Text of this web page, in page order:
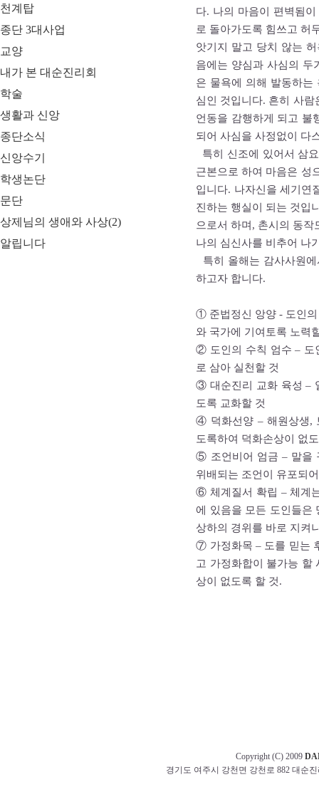
천계탑
종단 3대사업
교양
내가 본 대순진리회
학술
생활과 신앙
종단소식
신앙수기
학생논단
문단
상제님의 생애와 사상(2)
알립니다
다. 나의 마음이 편벽됨
로 돌아가도록 힘쓰고 허
앗기지 말고 당치 않는
음에는 양심과 사심의 두
은 물욕에 의해 발동하는
심인 것입니다. 흔히 사
언동을 감행하게 되고 불
되어 사심을 사정없이 다
특히 신조에 있어서 삼
근본으로 하여 마음은 성
입니다. 나자신을 세기연
진하는 행실이 되는 것입
으로서 하며, 촌시의 동
나의 심신사를 비추어 나
특히 올해는 감사사원
하고자 합니다.
① 준법정신 앙양 - 도인
와 국가에 기여토록 노력
② 도인의 수칙 엄수 – 도
로 삼아 실천할 것
③ 대순진리 교화 육성 –
도록 교화할 것
④ 덕화선양 – 해원상생,
도록하여 덕화손상이 없
⑤ 조언비어 엄금 – 말을
위배되는 조언이 유포되
⑥ 체계질서 확립 – 체계
에 있음을 모든 도인들은
상하의 경위를 바로 지켜
⑦ 가정화목 – 도를 믿는
고 가정화합이 불가능 할
상이 없도록 할 것.
Copyright (C) 2009
경기도 여주시 강천면 강천로 882 대순진